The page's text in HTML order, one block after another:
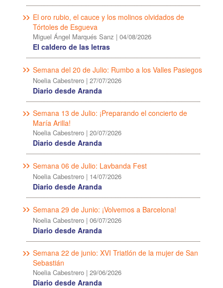
El oro rubio, el cauce y los molinos olvidados de
Tórtoles de Esgueva
Miguel Ángel Marqués Sanz | 04/08/2026
El caldero de las letras
Semana del 20 de Julio: Rumbo a los Valles Pasiegos
Noelia Cabestrero | 27/07/2026
Diario desde Aranda
Semana 13 de Julio: ¡Preparando el concierto de
María Arilla!
Noelia Cabestrero | 20/07/2026
Diario desde Aranda
Semana 06 de Julio: Lavbanda Fest
Noelia Cabestrero | 14/07/2026
Diario desde Aranda
Semana 29 de Junio: ¡Volvemos a Barcelona!
Noelia Cabestrero | 06/07/2026
Diario desde Aranda
Semana 22 de junio: XVI Triatlón de la mujer de San
Sebastián
Noelia Cabestrero | 29/06/2026
Diario desde Aranda